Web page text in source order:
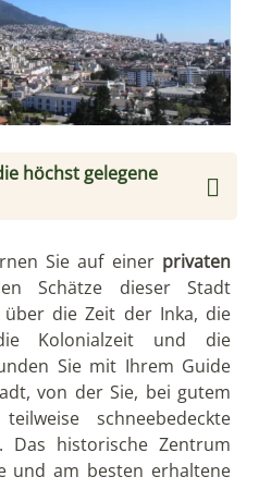
höchst gelegene
Sie auf einer privaten
Schätze dieser Stadt
die Zeit der Inka, die
Kolonialzeit und die
Sie mit Ihrem Guide
von der Sie, bei gutem
schneebedeckte
Das historische Zentrum
und am besten erhaltene